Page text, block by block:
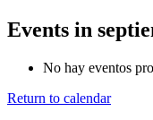
Events in
No hay eventos
Return to calendar